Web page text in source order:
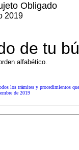
Obligado
2019
de tu
alfabético.
los trámites y procedimientos
de 2019